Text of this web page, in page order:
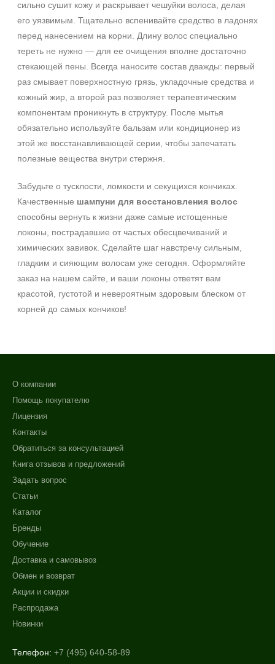
сильно сушит кожу и раскрывает чешуйки волоса, делая
его уязвимым. Тщательно вспенивайте средство в ладонях
перед нанесением на корни. Длину волос специально
тереть не нужно — для ее очищения вполне достаточно
стекающей пены. Всегда наносите состав дважды: первый
раз смывает поверхностную грязь, укладочные средства и
кожный жир, а второй раз позволяет терапевтическим
компонентам проникнуть в структуру. После мытья
обязательно используйте бальзам или кондиционер из
этой же восстанавливающей серии, чтобы запечатать
полезные вещества внутри стержня.
Забудьте о тусклости, ломкости и секущихся кончиках.
Качественные шампуни для восстановления волос
способны вернуть к жизни даже самые истощенные
локоны, пострадавшие от частых обесцвечиваний и
химических завивок. Сделайте шаг навстречу сильным,
гладким и сияющим волосам уже сегодня. Оформляйте
заказ на нашем сайте, и ваши локоны ответят вам
красотой, густотой и невероятным здоровым блеском от
корней до самых кончиков!
О компании
Помощь покупателю
Лицензия
Контакты
Обратиться за консультацией
Книга отзывов и предложений
Задать вопрос
Статьи
Каталог
Бренды
Обучение
Доставка и самовывоз
Обмен и возврат
Акции и скидки
Распродажа
Новинки
Телефон: +7 (495) 640-58-89